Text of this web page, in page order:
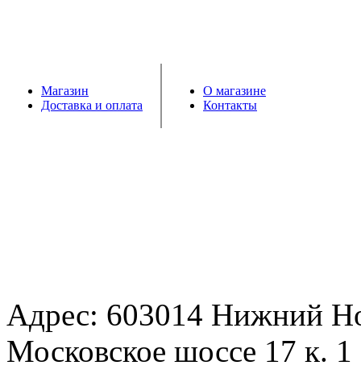
Магазин
Доставка и оплата
О магазине
Контакты
Адрес: 603014 Нижний
Московское шоссе 17 к.